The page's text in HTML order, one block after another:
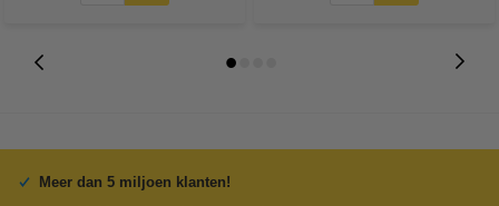
Meer dan 5 miljoen klanten!